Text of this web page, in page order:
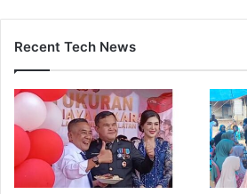
Recent Tech News